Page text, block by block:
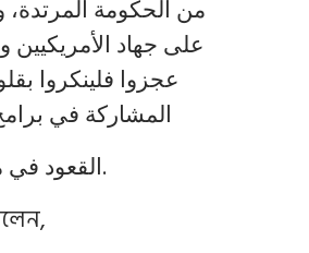
من الحكومة
على جهاد الأمريكيين
عجزوا فلينكروا
المشاركة في
القعود في مجالس الردة.